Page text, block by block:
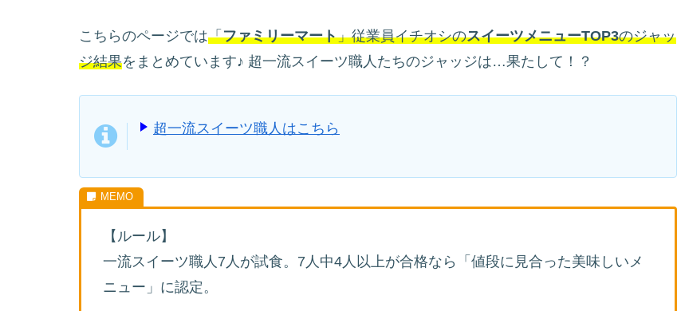
こちらのページでは「ファミリーマート」従業員イチオシのスイーツメニューTOP3のジャッ
ジ結果をまとめています♪ 超一流スイーツ職人たちのジャッジは…果たして！？
超一流スイーツ職人はこちら
【ルール】
一流スイーツ職人7人が試食。7人中4人以上が合格なら「値段に見合った美味しいメ
ニュー」に認定。